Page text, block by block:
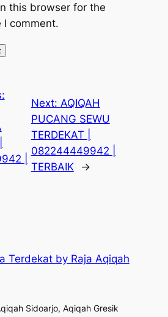
this browser for the
I comment.
|
Next: AQIQAH
PUCANG SEWU
TERDEKAT |
082244449942 |
TERBAIK
→
Terdekat by Raja Aqiqah
Sidoarjo, Aqiqah Gresik